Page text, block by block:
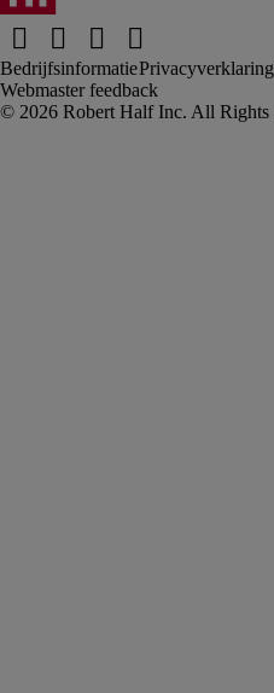
BedrijfsinformatiePrivacyverklaring
Webmaster feedback